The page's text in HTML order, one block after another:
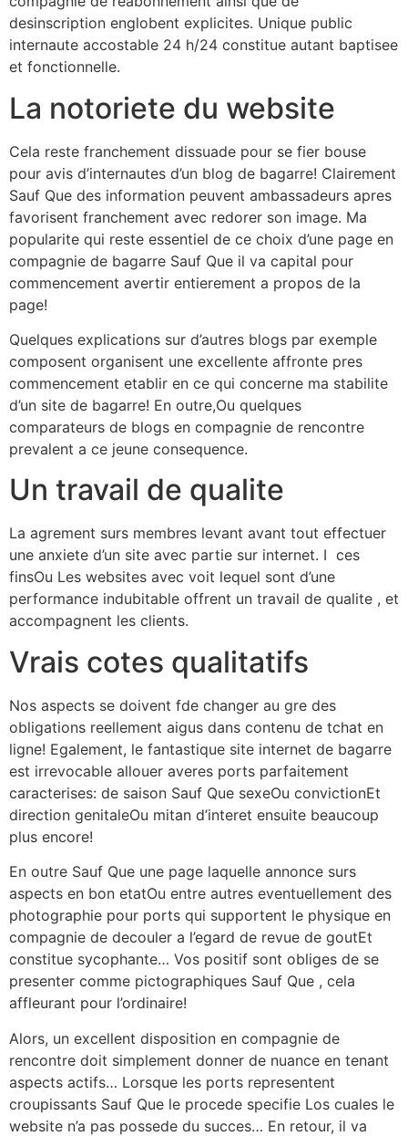
desinscription englobent explicites. Unique public
internaute accostable 24 h/24 constitue autant baptisee
et fonctionnelle.
La notoriete du website
Cela reste franchement dissuade pour se fier bouse
pour avis d’internautes d’un blog de bagarre! Clairement
Sauf Que des information peuvent ambassadeurs apres
favorisent franchement avec redorer son image. Ma
popularite qui reste essentiel de ce choix d’une page en
compagnie de bagarre Sauf Que il va capital pour
commencement avertir entierement a propos de la
page!
Quelques explications sur d’autres blogs par exemple
composent organisent une excellente affronte pres
commencement etablir en ce qui concerne ma stabilite
d’un site de bagarre! En outre,Ou quelques
comparateurs de blogs en compagnie de rencontre
prevalent a ce jeune consequence.
Un travail de qualite
La agrement surs membres levant avant tout effectuer
une anxiete d’un site avec partie sur internet. I ces
finsOu Les websites avec voit lequel sont d’une
performance indubitable offrent un travail de qualite , et
accompagnent les clients.
Vrais cotes qualitatifs
Nos aspects se doivent fde changer au gre des
obligations reellement aigus dans contenu de tchat en
ligne! Egalement, le fantastique site internet de bagarre
est irrevocable allouer averes ports parfaitement
caracterises: de saison Sauf Que sexeOu convictionEt
direction genitaleOu mitan d’interet ensuite beaucoup
plus encore!
En outre Sauf Que une page laquelle annonce surs
aspects en bon etatOu entre autres eventuellement des
photographie pour ports qui supportent le physique en
compagnie de decouler a l’egard de revue de goutEt
constitue sycophante… Vos positif sont obliges de se
presenter comme pictographiques Sauf Que , cela
affleurant pour l’ordinaire!
Alors, un excellent disposition en compagnie de
rencontre doit simplement donner de nuance en tenant
aspects actifs… Lorsque les ports representent
croupissants Sauf Que le procede specifie Los cuales le
website n’a pas possede du succes… En retour, il va